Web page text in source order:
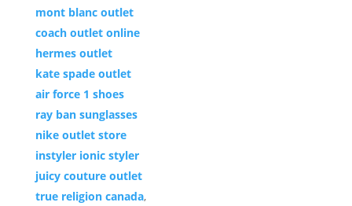
mont blanc outlet
coach outlet online
hermes outlet
kate spade outlet
air force 1 shoes
ray ban sunglasses
nike outlet store
instyler ionic styler
juicy couture outlet
true religion canada,